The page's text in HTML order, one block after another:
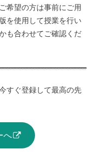
希望の方は事前にご用
を使用して授業を行い
も合わせてご確認くだ
すぐ登録して最高の先
へ